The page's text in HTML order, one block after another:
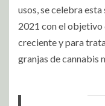
usos, se celebra
2021 con el objetivo
creciente y para
granjas de cannabis